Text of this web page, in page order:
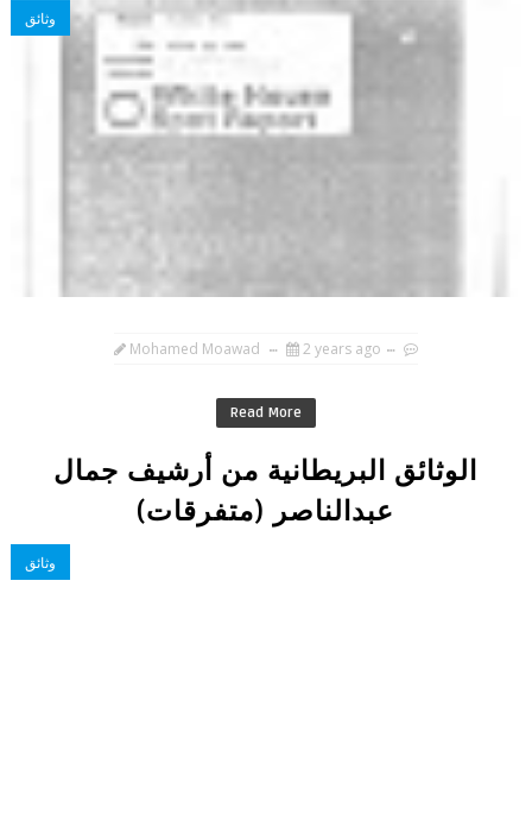
وثائق
Mohamed Moawad 2 years ago
Read More
الوثائق البريطانية من أرشيف جمال
عبدالناصر (متفرقات)
وثائق